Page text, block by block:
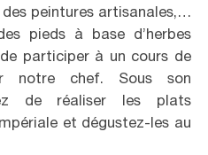
des peintures artisanales,…
pieds à base d’herbes
participer à un cours de
notre chef. Sous son
de réaliser les plats
et dégustez-les au